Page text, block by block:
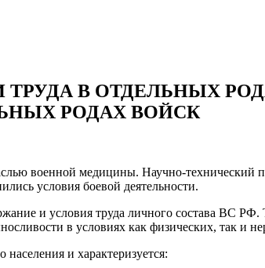
В ОТДЕЛЬНЫХ
РОДАХ ВОЙСК
военной медицины. Научно-технический
условия боевой деятельности.
и условия труда личного состава ВС
в условиях как физических, так и
и характеризуется: